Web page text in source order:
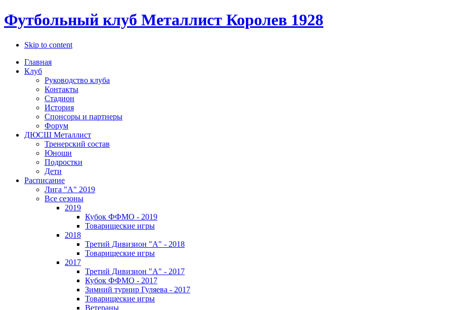
Футбольный клуб Металлист Королев 1928
Skip to content
Главная
Клуб
Руководство клуба
Контакты
Стадион
История
Спонсоры и партнеры
Форум
ДЮСШ Металлист
Тренерский состав
Юноши
Подростки
Дети
Расписание
Лига "А" 2019
Все сезоны
2019
Кубок ФФМО - 2019
Товарищеские игры
2018
Третий Дивизион "А" - 2018
Товарищеские игры
2017
Третий Дивизион "А" - 2017
Кубок ФФМО - 2017
Зимний турнир Гуляева - 2017
Товарищеские игры
Ветераны